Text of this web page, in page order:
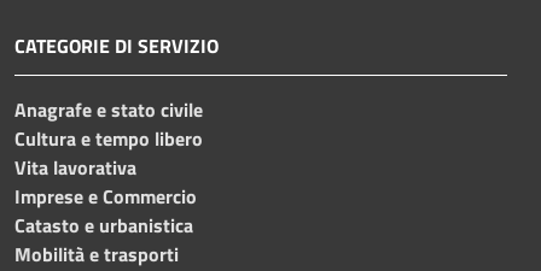
CATEGORIE DI SERVIZIO
Anagrafe e stato civile
Cultura e tempo libero
Vita lavorativa
Imprese e Commercio
Catasto e urbanistica
Mobilità e trasporti